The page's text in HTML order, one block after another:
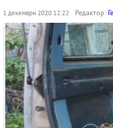
1 декември 2020 12:22 Редактор: